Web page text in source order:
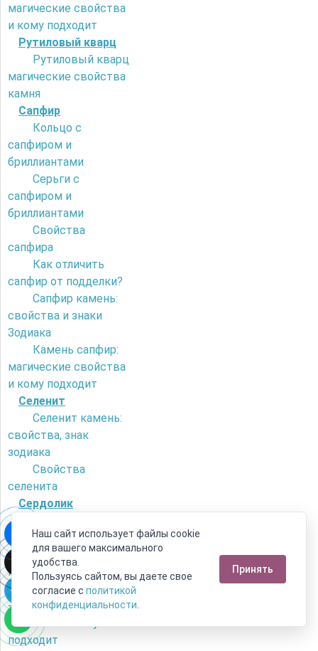
магические свойства
и кому подходит
Рутиловый кварц
Рутиловый кварц
магические свойства
камня
Сапфир
Кольцо с
сапфиром и
бриллиантами
Серьги с
сапфиром и
бриллиантами
Свойства
сапфира
Как отличить
сапфир от подделки?
Сапфир камень:
свойства и знаки
Зодиака
Камень сапфир:
магические свойства
и кому подходит
Селенит
Селенит камень:
свойства, знак
зодиака
Свойства
селенита
Сердолик
сердолик от
искусственного
камня?
Камень сердолик
- его магические
свойства и кому
подходит
Наш сайт использует файлы cookie
для вашего максимального
удобства.
Пользуясь сайтом, вы даете свое
согласие с политикой
конфиденциальности
Принять